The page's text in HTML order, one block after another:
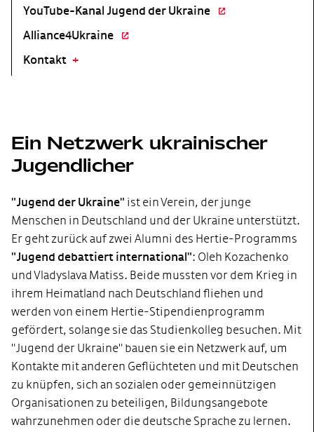
YouTube-Kanal Jugend der Ukraine
Alliance4Ukraine
Kontakt
Ein Netzwerk ukrainischer
Jugendlicher
"Jugend der Ukraine" ist ein Verein, der junge
Menschen in Deutschland und der Ukraine unterstützt.
Er geht zurück auf zwei Alumni des Hertie-Programms
"Jugend debattiert international": Oleh Kozachenko
und Vladyslava Matiss. Beide mussten vor dem Krieg in
ihrem Heimatland nach Deutschland fliehen und
werden von einem Hertie-Stipendienprogramm
gefördert, solange sie das Studienkolleg besuchen. Mit
"Jugend der Ukraine" bauen sie ein Netzwerk auf, um
Kontakte mit anderen Geflüchteten und mit Deutschen
zu knüpfen, sich an sozialen oder gemeinnützigen
Organisationen zu beteiligen, Bildungsangebote
wahrzunehmen oder die deutsche Sprache zu lernen.